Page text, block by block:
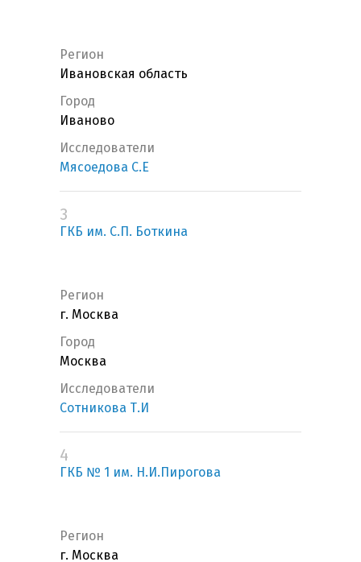
Регион
Ивановская область
Город
Иваново
Исследователи
Мясоедова С.Е
3
ГКБ им. С.П. Боткина
Регион
г. Москва
Город
Москва
Исследователи
Сотникова Т.И
4
ГКБ № 1 им. Н.И.Пирогова
Регион
г. Москва